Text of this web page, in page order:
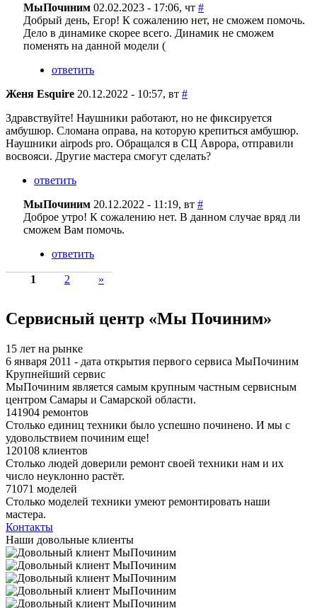
МыПочиним 02.02.2023 - 17:06, чт #
Добрый день, Егор! К сожалению нет, не сможем помочь.
Дело в динамике скорее всего. Динамик не сможем
поменять на данной модели (
ответить
Женя Esquire 20.12.2022 - 10:57, вт #
Здравствуйте! Наушники работают, но не фиксируется
амбушюр. Сломана оправа, на которую крепиться амбушюр.
Наушники airpods pro. Обращался в СЦ Аврора, отправили
восвояси. Другие мастера смогут сделать?
ответить
МыПочиним 20.12.2022 - 11:19, вт #
Доброе утро! К сожалению нет. В данном случае вряд ли
сможем Вам помочь.
ответить
1 2 »
Сервисный центр «Мы Починим»
15 лет на рынке
6 января 2011 - дата открытия первого сервиса МыПочиним
Крупнейший сервис
МыПочиним является самым крупным частным сервисным
центром Самары и Самарской области.
141904 ремонтов
Столько единиц техники было успешно починено. И мы с
удовольствием починим еще!
120108 клиентов
Столько людей доверили ремонт своей техники нам и их
число неуклонно растёт.
71071 моделей
Столько моделей техники умеют ремонтировать наши
мастера.
Контакты
Наши довольные клиенты